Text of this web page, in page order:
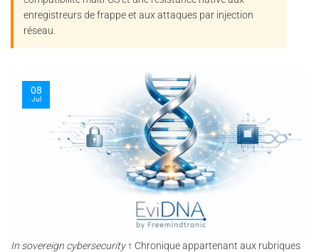
enregistreurs de frappe et aux attaques par injection
réseau.
In sovereign cybersecurity↑ Chronique appartenant aux rubriques